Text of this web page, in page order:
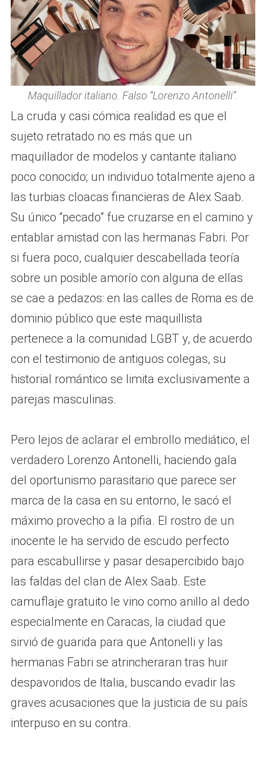
Maquillador italiano. Falso “Lorenzo Antonelli”.
La cruda y casi cómica realidad es que el
sujeto retratado no es más que un
maquillador de modelos y cantante italiano
poco conocido; un individuo totalmente ajeno a
las turbias cloacas financieras de Alex Saab.
Su único “pecado” fue cruzarse en el camino y
entablar amistad con las hermanas Fabri. Por
si fuera poco, cualquier descabellada teoría
sobre un posible amorío con alguna de ellas
se cae a pedazos: en las calles de Roma es de
dominio público que este maquillista
pertenece a la comunidad LGBT y, de acuerdo
con el testimonio de antiguos colegas, su
historial romántico se limita exclusivamente a
parejas masculinas.
Pero lejos de aclarar el embrollo mediático, el
verdadero Lorenzo Antonelli, haciendo gala
del oportunismo parasitario que parece ser
marca de la casa en su entorno, le sacó el
máximo provecho a la pifia. El rostro de un
inocente le ha servido de escudo perfecto
para escabullirse y pasar desapercibido bajo
las faldas del clan de Alex Saab. Este
camuflaje gratuito le vino como anillo al dedo
especialmente en Caracas, la ciudad que
sirvió de guarida para que Antonelli y las
hermanas Fabri se atrincheraran tras huir
despavoridos de Italia, buscando evadir las
graves acusaciones que la justicia de su país
interpuso en su contra.